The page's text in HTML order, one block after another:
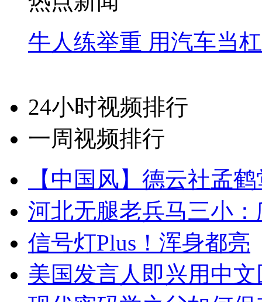
牛人练举重 用汽车当
24小时视频排行
一周视频排行
【中国风】德云社孟
河北无腿老兵马三小
信号灯Plus！浑身都亮
美国发言人即兴用中